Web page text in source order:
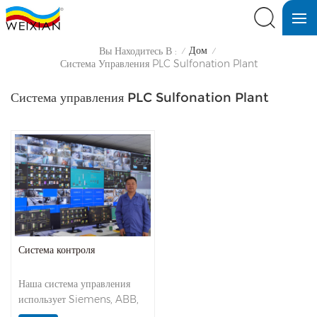
Вы Находитесь В : / Дом /
Система Управления PLC Sulfonation Plant
Система управления PLC Sulfonation Plant
Система контроля
Наша система управления
использует Siemens, ABB,